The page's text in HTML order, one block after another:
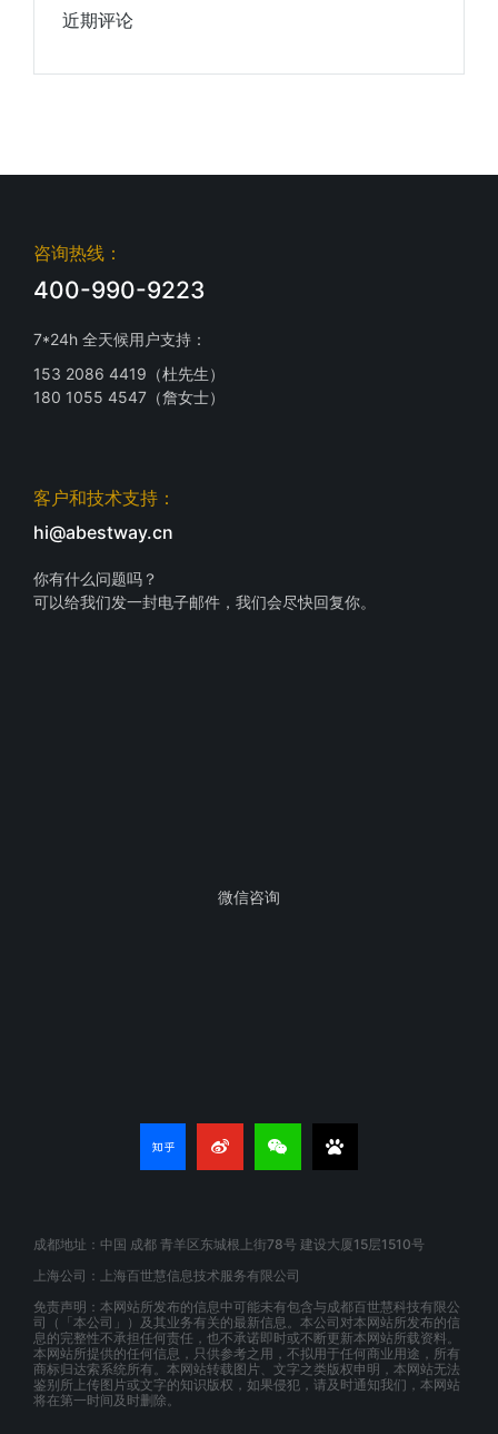
近期评论
咨询热线：
400-990-9223
7*24h 全天候用户支持：
153 2086 4419（杜先生）
180 1055 4547（詹女士）
客户和技术支持：
hi@abestway.cn
你有什么问题吗？
可以给我们发一封电子邮件，我们会尽快回复你。
微信咨询
成都地址：中国 成都 青羊区东城根上街78号 建设大厦15层1510号
上海公司：上海百世慧信息技术服务有限公司
免责声明：本网站所发布的信息中可能未有包含与成都百世慧科技有限公
司（「本公司」）及其业务有关的最新信息。本公司对本网站所发布的信
息的完整性不承担任何责任，也不承诺即时或不断更新本网站所载资料。
本网站所提供的任何信息，只供参考之用，不拟用于任何商业用途，所有
商标归达索系统所有。本网站转载图片、文字之类版权申明，本网站无法
鉴别所上传图片或文字的知识版权，如果侵犯，请及时通知我们，本网站
将在第一时间及时删除。